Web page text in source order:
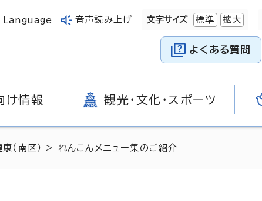
Language 音声読み上げ 文字サイズ 標準 拡大
よくある質問
け情報 観光・文化・スポーツ
（南区） > れんこんメニュー集のご紹介